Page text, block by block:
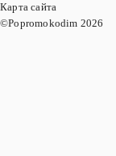
©Popromokodim 2026
Карта сайта